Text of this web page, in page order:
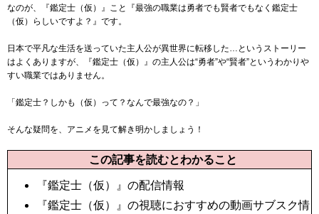
なのが、
『鑑定士（仮）』こと『最強の職業は勇者でも賢者でもなく鑑定士
（仮）らしいですよ？』 です。
日本で平凡な生活を送っていた主人公が異世界に転移した…というストーリー
はよくありますが、『鑑定士（仮）』の主人公は“勇者”や“賢者”というわかりや
すい職業ではありません。
「鑑定士？しかも（仮）って？なんで最強なの？」
そんな疑問を、アニメを見て解き明かしましょう！
この記事を読むとわかること
『鑑定士（仮）』の配信情報
『鑑定士（仮）』の視聴におすすめの動画サブスク情